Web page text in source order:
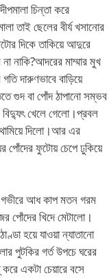
চিন্তা করে
তাই ছেলের বীর্য খসানোর
দিকে তাকিয়ে আদুরে
নাকি?আদরের মাম্মার মুখ
দারুণভাবে বাড়িয়ে
গুদ বা পোঁদ ঠাপানো সম্ভব
বিদ্যুৎ খেলে গেলো।প্রবল
দিলো।আর এর
পোঁদের ফুটোয় চেপে ঢুকিয়ে
গভীরে আধ কাপ মতন গরম
পোঁদের খিদে মেটালো।
হয়ে যাওয়া ন্যাতানো
পুটকির গর্ত উপচে ঘরের
একটা চেয়ারে বসে